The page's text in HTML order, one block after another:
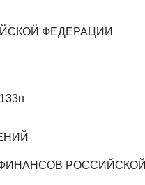
ФЕДЕРАЦИИ
РОССИЙСКОЙ